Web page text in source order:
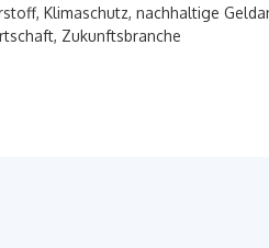
, Klimaschutz, nachhaltige
, Zukunftsbranche